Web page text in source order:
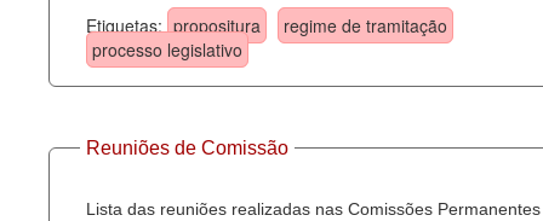
Etiquetas: propositura
regime de tramitação
processo legislativo
Reuniões de Comissão
Lista das reuniões realizadas nas Comissões